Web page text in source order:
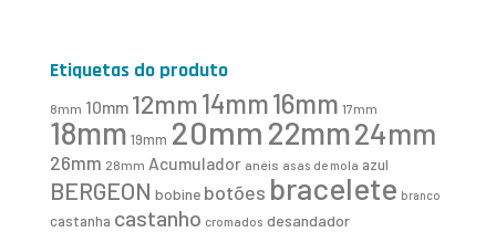
Etiquetas do produto
8mm 10mm 12mm14mm16mm 17mm
18mm 19mm 20mm 22mm24mm
26mm 28mm Acumulador anéis asas de mola azul
BERGEON bobine botões bracelete branco
castanha castanho cromados desandador